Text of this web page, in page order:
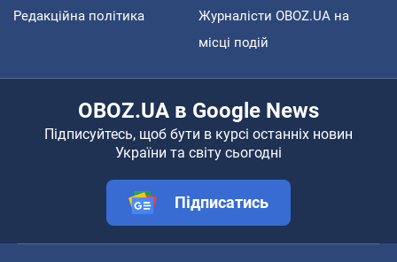
Редакційна політика
Журналісти OBOZ.UA на
місці подій
OBOZ.UA в Google News
Підписуйтесь, щоб бути в курсі останніх новин
України та світу сьогодні
Підписатись